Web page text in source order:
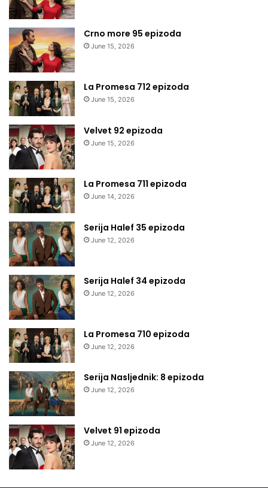
Crno more 95 epizoda
June 15, 2026
La Promesa 712 epizoda
June 15, 2026
Velvet 92 epizoda
June 15, 2026
La Promesa 711 epizoda
June 14, 2026
Serija Halef 35 epizoda
June 12, 2026
Serija Halef 34 epizoda
June 12, 2026
La Promesa 710 epizoda
June 12, 2026
Serija Nasljednik: 8 epizoda
June 12, 2026
Velvet 91 epizoda
June 12, 2026